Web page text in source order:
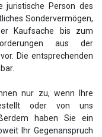
juristische Person des
Sondervermögen,
Kaufsache bis zum
aus der
Die entsprechenden
nur zu, wenn Ihre
oder von uns
haben Sie ein
Ihr Gegenanspruch